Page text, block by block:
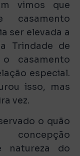
vimos que
ser elevada a
Trindade de
casamento
especial.
isso, mas
vez.
o quão
natureza do